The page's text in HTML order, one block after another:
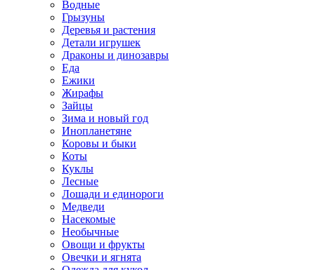
Водные
Грызуны
Деревья и растения
Детали игрушек
Драконы и динозавры
Еда
Ежики
Жирафы
Зайцы
Зима и новый год
Инопланетяне
Коровы и быки
Коты
Куклы
Лесные
Лошади и единороги
Медведи
Насекомые
Необычные
Овощи и фрукты
Овечки и ягнята